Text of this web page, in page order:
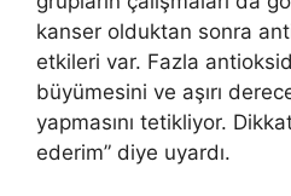
kanser olduktan sonra
etkileri var. Fazla
büyümesini ve aşırı
yapmasını tetikliyor.
ederim” diye uyardı.